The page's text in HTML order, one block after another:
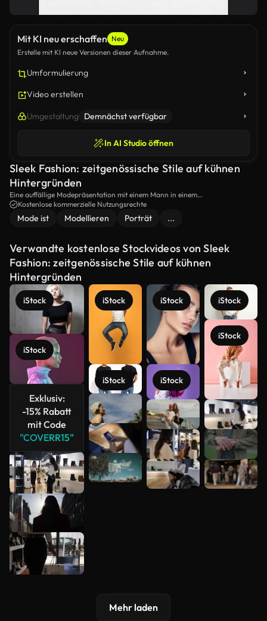
Mit KI neu erschaffen Neu
Erstelle mit KI neue Versionen dieser Aufnahme.
Umformulierung
Video erstellen
Umgestaltung Demnächst verfügbar
In AI Studio öffnen
Sleek Fashion: zeitgenössische Stile auf kühnen
Hintergründen
Eine auffällige Modepräsentation mit einem Mann in einem
maßgeschneiderten grauen Anzug und einer Frau in einem atemberaubenden
Navy-Kleid, auf lebendigen gelben und blauen Hintergründen gesetzt.
Kostenlose kommerzielle Nutzungsrechte
Mode ist Modellieren Porträt ...
Verwandte kostenlose Stockvideos von Sleek
Fashion: zeitgenössische Stile auf kühnen
Hintergründen
iStock
iStock
Exklusiv:
-15% Rabatt
mit Code
"COVERR15"
iStock
iStock
iStock
iStock
iStock
iStock
Mehr
anzeigen
Mehr laden